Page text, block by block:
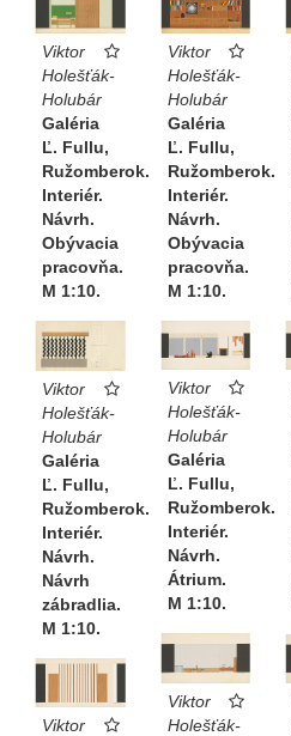
Viktor
Holešťák-
Holubár
Galéria
Ľ. Fullu,
Ružomberok.
Interiér.
Návrh.
Obývacia
pracovňa.
M 1:10.
Viktor
Holešťák-
Holubár
Galéria
Ľ. Fullu,
Ružomberok.
Interiér.
Návrh.
Obývacia
pracovňa.
M 1:10.
Viktor
Holešťák-
Holubár
Galéria
Ľ. Fullu,
Ružomberok.
Interiér.
Návrh.
Átrium.
M 1:10.
Viktor
Holešťák-
Holubár
Galéria
Ľ. Fullu,
Ružomberok.
Interiér.
Návrh.
Návrh
zábradlia.
M 1:10.
Viktor
Holešťák-
Viktor